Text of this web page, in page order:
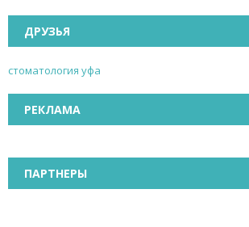
ДРУЗЬЯ
стоматология уфа
РЕКЛАМА
ПАРТНЕРЫ